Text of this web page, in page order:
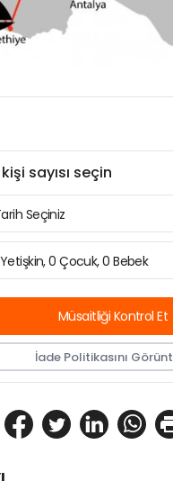
sayısı seçin
Seçiniz
Yetişkin, 0 Çocuk, 0 Bebek
Müsaitliği Kontrol Et
İade Politikasını